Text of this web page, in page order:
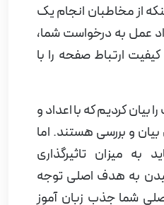
از مخاطبان انجام یک
عمل به درخواست شما،
ارتباط صفحه را با
بیان کردیم که با اعداد و
بیان و بررسی هستند. اما
به میزان تاثیرگذاری
به هدف اصلی توجه
شما جذب زبان آموز